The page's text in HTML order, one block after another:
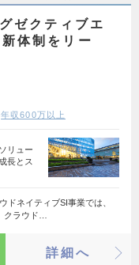
ゼクティブエ
体制をリー
年収600万以上
リュー
長とス
ドネイティブSI事業では、
クラウド…
詳細へ